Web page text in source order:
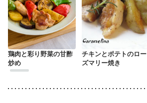
鶏肉と彩り野菜の甘酢
炒め
チキンとポテトのロー
ズマリー焼き